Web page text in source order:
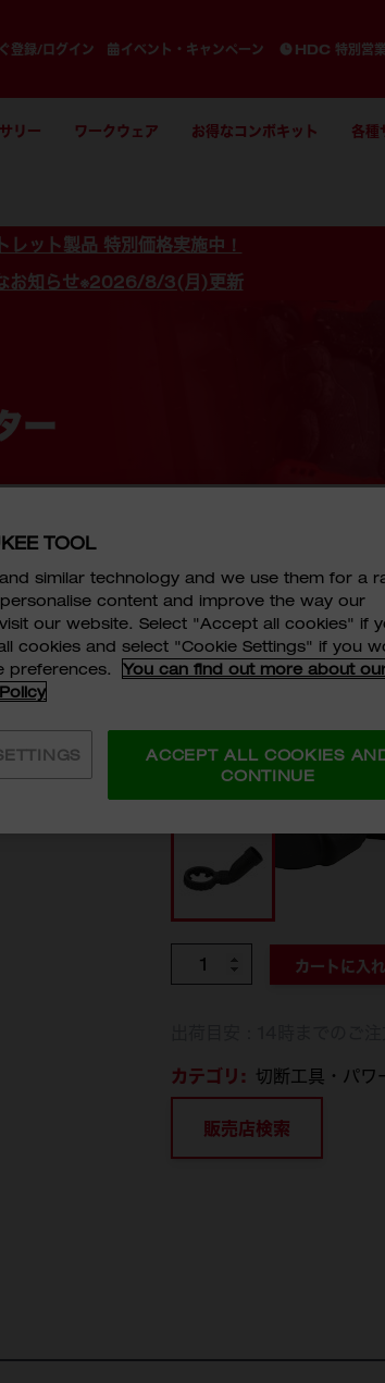
登録/ログイン イベント・キャンペーン HDC 特別営
リー ワークウェア お得なコンボキット 各種
レット製品 特別価格実施中！
お知らせ※2026/8/3(月)更新
ー
M12 / 18 FMT
49-90-2420
M12/M18 FUEL™ マルチ
ポジション調整可能
￥1,298
型番
49-90-2420
個数 カートに入
カテゴリ: 切断工具・パワ
販売店検索
TOOL
similar technology and we use them for a
content and improve the way our
our website. Select "Accept all cookies" if
cookies and select "Cookie Settings" if you
preferences.
You can find out more about
ACCEPT ALL COOKIES
CONTINUE